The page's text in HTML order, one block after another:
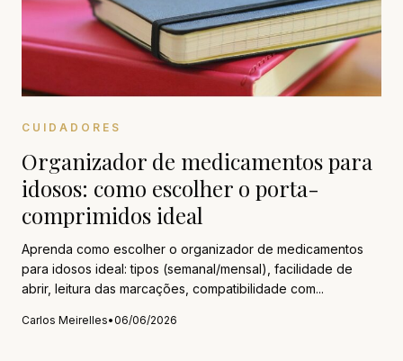
CUIDADORES
Organizador de medicamentos para
idosos: como escolher o porta-
comprimidos ideal
Aprenda como escolher o organizador de medicamentos
para idosos ideal: tipos (semanal/mensal), facilidade de
abrir, leitura das marcações, compatibilidade com...
Carlos Meirelles•06/06/2026